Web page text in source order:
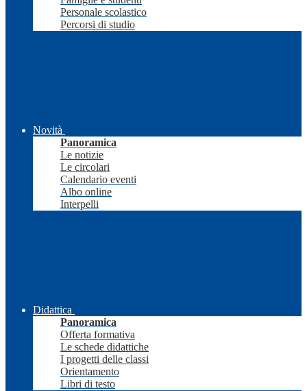
Personale scolastico
Percorsi di studio
Novità
Panoramica
Le notizie
Le circolari
Calendario eventi
Albo online
Interpelli
Didattica
Panoramica
Offerta formativa
Le schede didattiche
I progetti delle classi
Orientamento
Libri di testo